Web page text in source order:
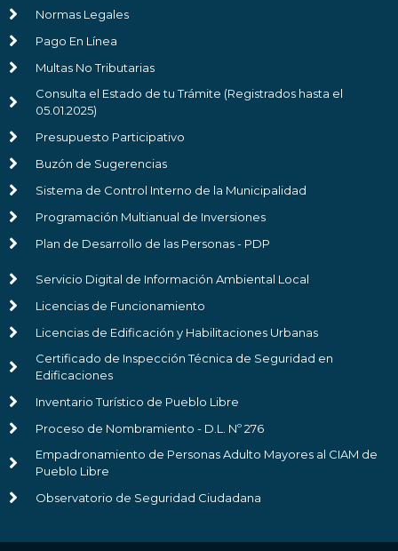
Normas Legales
Pago En Línea
Multas No Tributarias
Consulta el Estado de tu Trámite (Registrados hasta el
05.01.2025)
Presupuesto Participativo
Buzón de Sugerencias
Sistema de Control Interno de la Municipalidad
Programación Multianual de Inversiones
Plan de Desarrollo de las Personas - PDP
Servicio Digital de Información Ambiental Local
Licencias de Funcionamiento
Licencias de Edificación y Habilitaciones Urbanas
Certificado de Inspección Técnica de Seguridad en
Edificaciones
Inventario Turístico de Pueblo Libre
Proceso de Nombramiento - D.L. Nº 276
Empadronamiento de Personas Adulto Mayores al CIAM de
Pueblo Libre
Observatorio de Seguridad Ciudadana